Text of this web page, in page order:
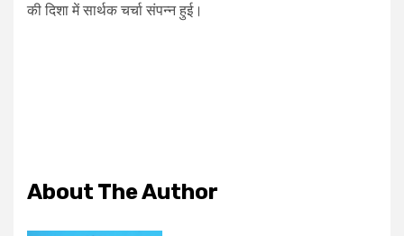
की दिशा में सार्थक चर्चा संपन्न हुई।
About The Author